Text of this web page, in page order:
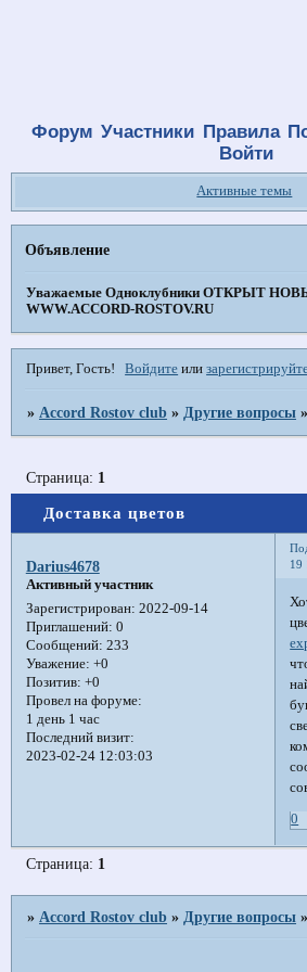
Форум Участники Правила
Войти
Активные темы
Объявление
Уважаемые Одноклубники ОТКРЫТ
WWW.ACCORD-ROSTOV.RU
Привет, Гость! Войдите или
»Accord Rostov club »Другие вопросы
Доставка цветов
Страница: 1
19
Darius4678
Активный участник
Зарегистрирован: 2022-09-14
Приглашений: 0
Сообщений: 233
Уважение: +0
Позитив: +0
Провел на форуме:
1 день 1 час
Последний визит:
2023-02-24 12:03:03
0
Страница: 1
»Accord Rostov club »Другие вопросы